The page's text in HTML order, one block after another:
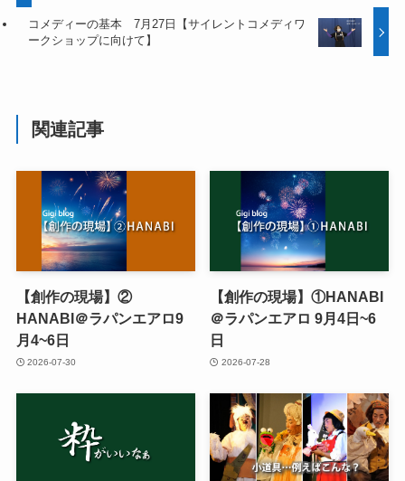
コメディーの基本 7月27日【サイレントコメディワ
ークショップに向けて】
関連記事
【創作の現場】②
HANABI＠ラパンエアロ9
月4~6日
2026-07-30
【創作の現場】①HANABI
＠ラパンエアロ 9月4日~6
日
2026-07-28